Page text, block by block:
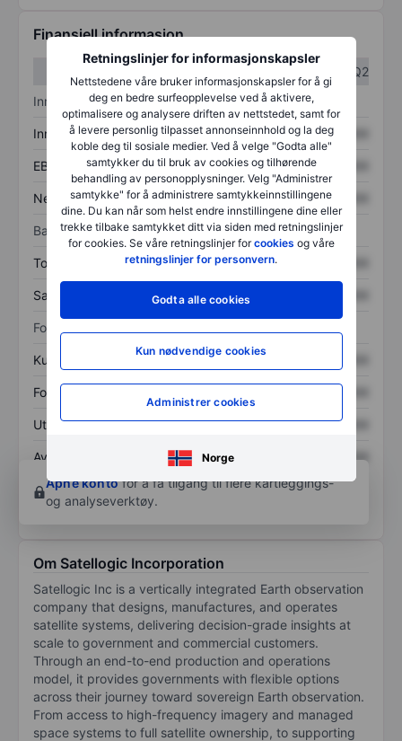
Retningslinjer for informasjonskapsler
Nettstedene våre bruker informasjonskapsler for å gi
deg en bedre surfeopplevelse ved å aktivere,
optimalisere og analysere driften av nettstedet, samt for
å levere personlig tilpasset annonseinnhold og la deg
koble deg til sosiale medier. Ved å velge "Godta alle"
samtykker du til bruk av cookies og tilhørende
behandling av personopplysninger. Velg "Administrer
samtykke" for å administrere samtykkeinnstillingene
dine. Du kan når som helst endre innstillingene dine eller
trekke tilbake samtykket ditt via siden med retningslinjer
for cookies. Se våre retningslinjer forcookies og våre
retningslinjer for personvern.
Godta alle cookies
Kun nødvendige cookies
Administrer cookies
Norge
Finansiell informasjon
Q2
Inntektsoversikt
Inntekter XXXXXXX XXXXXXX
EBITDA XXXXXXX XXXXXXX
Nettoinntekt XXXXXXX XXXXXXX
Balanse
Totale eiendeler XXXXXXX
Samlet gjeld XXXXXXX
Forholdstall
Kurs/salg XXXXXXX
Fortjeneste per aksje XXXXXXX
Utbytte per aksje XXXXXXX XXXXXXX
Avkastning på
XXXXXXX
XXXXXXX
Åpne kontofor å få tilgang til flere kartleggings-
og analyseverktøy.
Om Satellogic Incorporation
Satellogic Inc is a vertically integrated Earth observation
company that designs, manufactures, and operates
satellite systems, delivering decision-grade insights at
scale to government and commercial customers.
Through an end-to-end production and operations
model, it provides governments with flexible options
across their journey toward sovereign Earth observation.
From access to high-frequency imagery and managed
space systems to full satellite ownership, to supporting